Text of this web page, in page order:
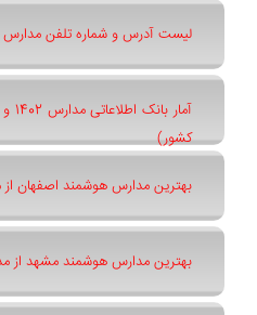
لیست آدرس و شماره تلفن
کشور)
بهترین مدارس هوشمند اصفهان از
بهترین مدارس هوشمند مشهد از